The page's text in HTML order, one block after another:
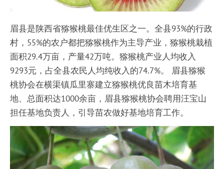
眉县是陕西省猕猴桃最佳优生区之一。全县93%的行政
村，55%的农户都把猕猴桃作为主导产业，猕猴桃栽植
面积29.4万亩，产量42万吨。猕猴桃产业人均收入
9293元，占全县农民人均纯收入的74.7%。 眉县猕猴
桃协会在横渠镇瓜里寨建立猕猴桃优良苗木培育基
地、总面积达1000余亩，眉县猕猴桃协会聘用汪宝山
担任基地负责人，引导苗农做好基地培育工作。